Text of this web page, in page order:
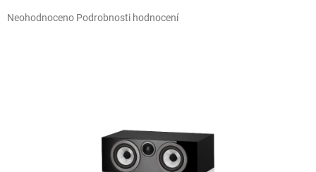
Průměrné
Neohodnoceno Podrobnosti hodnocení